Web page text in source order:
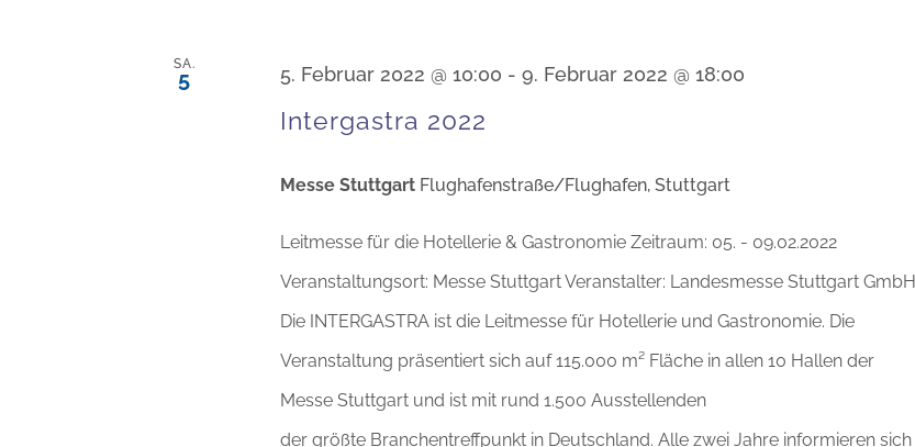
SA.
5 5. Februar 2022 @ 10:00 - 9. Februar 2022 @ 18:00
Intergastra 2022
Messe Stuttgart Flughafenstraße/Flughafen, Stuttgart
Leitmesse für die Hotellerie & Gastronomie Zeitraum: 05. - 09.02.2022
Veranstaltungsort: Messe Stuttgart Veranstalter: Landesmesse Stuttgart GmbH
Die INTERGASTRA ist die Leitmesse für Hotellerie und Gastronomie. Die
Veranstaltung präsentiert sich auf 115.000 m² Fläche in allen 10 Hallen der
Messe Stuttgart und ist mit rund 1.500 Ausstellenden
der größte Branchentreffpunkt in Deutschland. Alle zwei Jahre informieren sich